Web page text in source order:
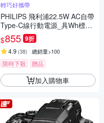
輕巧好攜帶
PHILIPS 飛利浦22.5W AC自帶
Type-C線行動電源_具Wh標示
DLP5201C
$855 9折
4.9 (38) 總銷量>100
限時下殺 贈品
加入購物車